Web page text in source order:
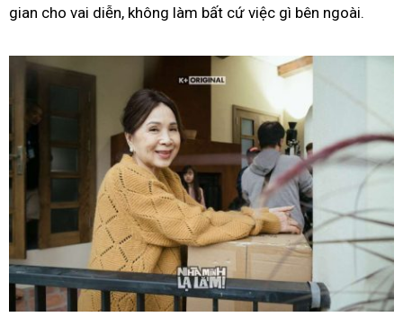
gian cho vai diễn, không làm bất cứ việc gì bên ngoài.